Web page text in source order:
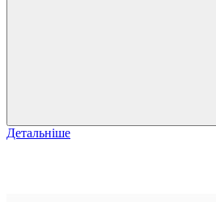
Детальніше